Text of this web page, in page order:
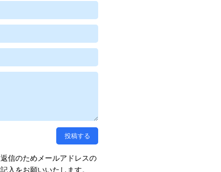
信のためメールアドレスの
入をお願いいたします。